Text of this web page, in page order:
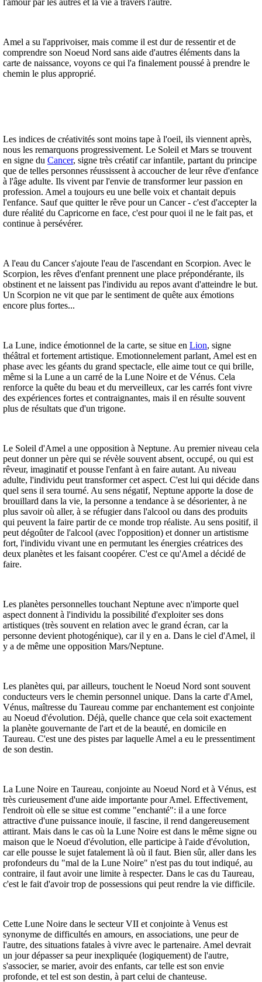
Amel a su l'apprivoiser, mais comme il est dur de ressentir et de
comprendre son Noeud Nord sans aide d'autres éléments dans la
carte de naissance, voyons ce qui l'a finalement poussé à prendre le
chemin le plus approprié.
Les indices de créativités sont moins tape à l'oeil, ils viennent après,
nous les remarquons progressivement. Le Soleil et Mars se trouvent
en signe du Cancer, signe très créatif car infantile, partant du principe
que de telles personnes réussissent à accoucher de leur rêve d'enfance
à l'âge adulte. Ils vivent par l'envie de transformer leur passion en
profession. Amel a toujours eu une belle voix et chantait depuis
l'enfance. Sauf que quitter le rêve pour un Cancer - c'est d'accepter la
dure réalité du Capricorne en face, c'est pour quoi il ne le fait pas, et
continue à persévérer.
A l'eau du Cancer s'ajoute l'eau de l'ascendant en Scorpion. Avec le
Scorpion, les rêves d'enfant prennent une place prépondérante, ils
obstinent et ne laissent pas l'individu au repos avant d'atteindre le but.
Un Scorpion ne vit que par le sentiment de quête aux émotions
encore plus fortes...
La Lune, indice émotionnel de la carte, se situe en Lion, signe
théâtral et fortement artistique. Emotionnelement parlant, Amel est en
phase avec les géants du grand spectacle, elle aime tout ce qui brille,
même si la Lune a un carré de la Lune Noire et de Vénus. Cela
renforce la quête du beau et du merveilleux, car les carrés font vivre
des expériences fortes et contraignantes, mais il en résulte souvent
plus de résultats que d'un trigone.
Le Soleil d'Amel a une opposition à Neptune. Au premier niveau cela
peut donner un père qui se révèle souvent absent, occupé, ou qui est
rêveur, imaginatif et pousse l'enfant à en faire autant. Au niveau
adulte, l'individu peut transformer cet aspect. C'est lui qui décide dans
quel sens il sera tourné. Au sens négatif, Neptune apporte la dose de
brouillard dans la vie, la personne a tendance à se désorienter, à ne
plus savoir où aller, à se réfugier dans l'alcool ou dans des produits
qui peuvent la faire partir de ce monde trop réaliste. Au sens positif, il
peut dégoûter de l'alcool (avec l'opposition) et donner un artistisme
fort, l'individu vivant une en permutant les énergies créatrices des
deux planètes et les faisant coopérer. C'est ce qu'Amel a décidé de
faire.
Les planètes personnelles touchant Neptune avec n'importe quel
aspect donnent à l'individu la possibilité d'exploiter ses dons
artistiques (très souvent en relation avec le grand écran, car la
personne devient photogénique), car il y en a. Dans le ciel d'Amel, il
y a de même une opposition Mars/Neptune.
Les planètes qui, par ailleurs, touchent le Noeud Nord sont souvent
conducteurs vers le chemin personnel unique. Dans la carte d'Amel,
Vénus, maîtresse du Taureau comme par enchantement est conjointe
au Noeud d'évolution. Déjà, quelle chance que cela soit exactement
la planète gouvernante de l'art et de la beauté, en domicile en
Taureau. C'est une des pistes par laquelle Amel a eu le pressentiment
de son destin.
La Lune Noire en Taureau, conjointe au Noeud Nord et à Vénus, est
très curieusement d'une aide importante pour Amel. Effectivement,
l'endroit où elle se situe est comme "enchanté": il a une force
attractive d'une puissance inouïe, il fascine, il rend dangereusement
attirant. Mais dans le cas où la Lune Noire est dans le même signe ou
maison que le Noeud d'évolution, elle participe à l'aide d'évolution,
car elle pousse le sujet fatalement là où il faut. Bien sûr, aller dans les
profondeurs du "mal de la Lune Noire" n'est pas du tout indiqué, au
contraire, il faut avoir une limite à respecter. Dans le cas du Taureau,
c'est le fait d'avoir trop de possessions qui peut rendre la vie difficile.
Cette Lune Noire dans le secteur VII et conjointe à Venus est
synonyme de difficultés en amours, en associations, une peur de
l'autre, des situations fatales à vivre avec le partenaire. Amel devrait
un jour dépasser sa peur inexpliquée (logiquement) de l'autre,
s'associer, se marier, avoir des enfants, car telle est son envie
profonde, et tel est son destin, à part celui de chanteuse.